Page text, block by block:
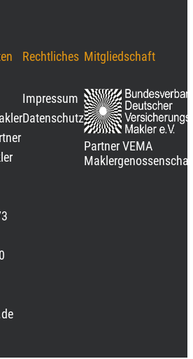
Rechtliches
Impressum
Datenschutz
Mitgliedschaft
Partner VEMA